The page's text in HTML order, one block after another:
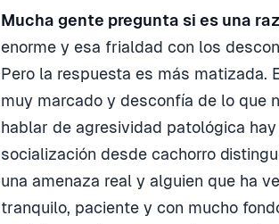
Mucha gente pregunta si es una
enorme y esa frialdad con los
Pero la respuesta es más matizada.
muy marcado y desconfía de lo que
hablar de agresividad patológica
socialización desde cachorro
una amenaza real y alguien que ha
tranquilo, paciente y con mucho